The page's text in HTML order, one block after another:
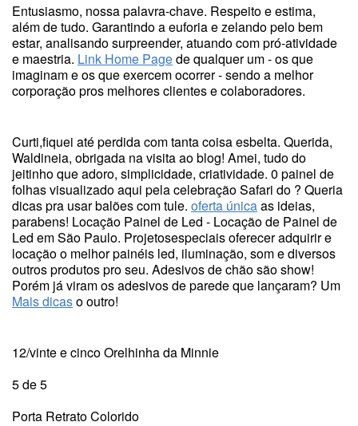
Entusiasmo, nossa palavra-chave. Respeito e estima,
além de tudo. Garantindo a euforia e zelando pelo bem
estar, analisando surpreender, atuando com pró-atividade
e maestria. Link Home Pagede qualquer um - os que
imaginam e os que exercem ocorrer - sendo a melhor
corporação pros melhores clientes e colaboradores.
Curti,fiquei até perdida com tanta coisa esbelta. Querida,
Waldineia, obrigada na visita ao blog! Amei, tudo do
jeitinho que adoro, simplicidade, criatividade. 0 painel de
folhas visualizado aqui pela celebração Safari do ? Queria
dicas pra usar balões com tule. oferta únicaas ideias,
parabens! Locação Painel de Led - Locação de Painel de
Led em São Paulo. Projetosespeciais oferecer adquirir e
locação o melhor painéis led, iluminação, som e diversos
outros produtos pro seu. Adesivos de chão são show!
Porém já viram os adesivos de parede que lançaram? Um
Mais dicaso outro!
12/vinte e cinco Orelhinha da Minnie
5 de 5
Porta Retrato Colorido